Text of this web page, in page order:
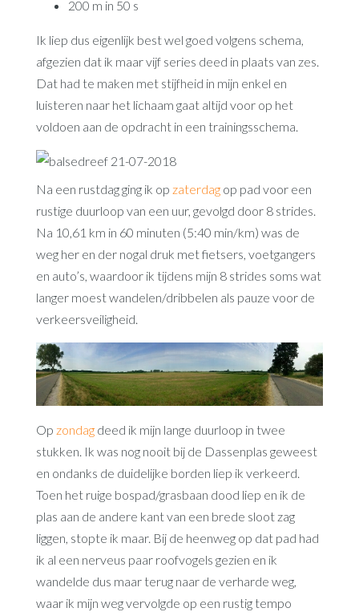
200 m in 50 s
Ik liep dus eigenlijk best wel goed volgens schema,
afgezien dat ik maar vijf series deed in plaats van zes.
Dat had te maken met stijfheid in mijn enkel en
luisteren naar het lichaam gaat altijd voor op het
voldoen aan de opdracht in een trainingsschema.
Na een rustdag ging ik op zaterdagop pad voor een
rustige duurloop van een uur, gevolgd door 8 strides.
Na 10,61 km in 60 minuten (5:40 min/km) was de
weg her en der nogal druk met fietsers, voetgangers
en auto’s, waardoor ik tijdens mijn 8 strides soms wat
langer moest wandelen/dribbelen als pauze voor de
verkeersveiligheid.
Op zondagdeed ik mijn lange duurloop in twee
stukken. Ik was nog nooit bij de Dassenplas geweest
en ondanks de duidelijke borden liep ik verkeerd.
Toen het ruige bospad/grasbaan dood liep en ik de
plas aan de andere kant van een brede sloot zag
liggen, stopte ik maar. Bij de heenweg op dat pad had
ik al een nerveus paar roofvogels gezien en ik
wandelde dus maar terug naar de verharde weg,
waar ik mijn weg vervolgde op een rustig tempo